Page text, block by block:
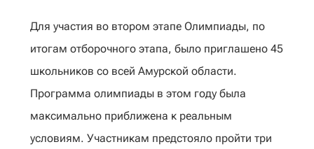
Для участия во втором этапе Олимпиады, по
итогам отборочного этапа, было приглашено 45
школьников со всей Амурской области.
Программа олимпиады в этом году была
максимально приближена к реальным
условиям. Участникам предстояло пройти три